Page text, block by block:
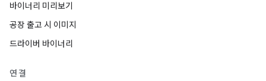
바이너리 미리보기
공장 출고 시 이미지
드라이버 바이너리
연결